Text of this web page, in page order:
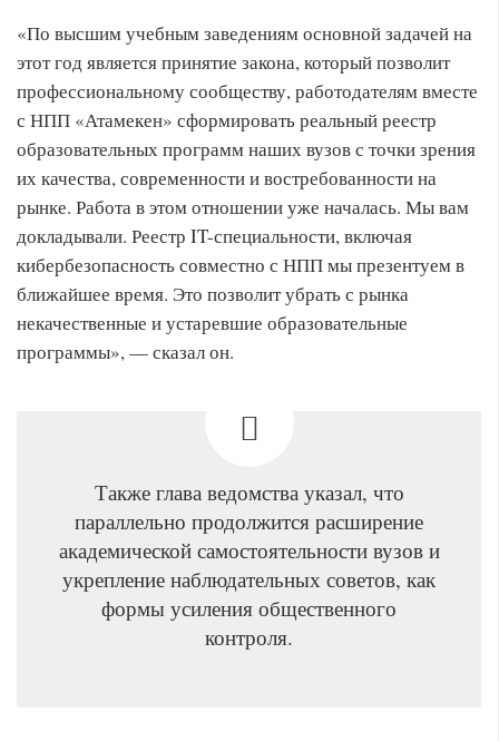
«По высшим учебным заведениям основной задачей на
этот год является принятие закона, который позволит
профессиональному сообществу, работодателям вместе
с НПП «Атамекен» сформировать реальный реестр
образовательных программ наших вузов с точки зрения
их качества, современности и востребованности на
рынке. Работа в этом отношении уже началась. Мы вам
докладывали. Реестр IT-специальности, включая
кибербезопасность совместно с НПП мы презентуем в
ближайшее время. Это позволит убрать с рынка
некачественные и устаревшие образовательные
программы», — сказал он.
Также глава ведомства указал, что
параллельно продолжится расширение
академической самостоятельности вузов и
укрепление наблюдательных советов, как
формы усиления общественного
контроля.